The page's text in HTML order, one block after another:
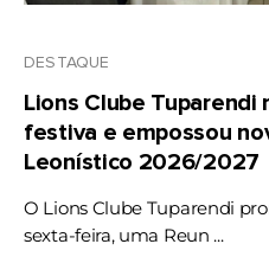
DESTAQUE
Lions Clube Tuparendi
festiva e empossou
Leonístico 2026/2027
O Lions Clube Tuparendi
sexta-feira, uma Reun ...